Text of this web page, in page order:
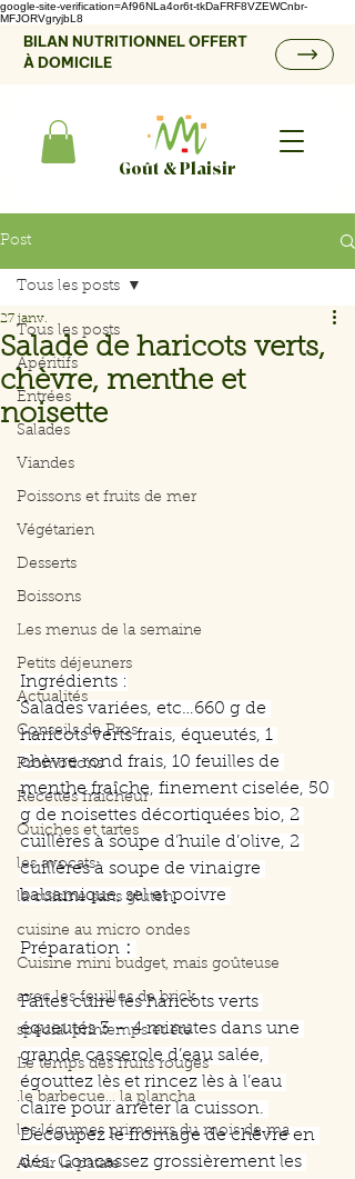
google-site-verification=Af96NLa4or6t-tkDaFRF8VZEWCnbr-
MFJORVgryjbL8
BILAN NUTRITIONNEL OFFERT
À DOMICILE
Goût & Plaisir
Post
Tous les posts
Apéritifs
Entrées
Salades
Viandes
Poissons et fruits de mer
Végétarien
Desserts
Boissons
Les menus de la semaine
Petits déjeuners
Actualités
Conseils de Pros
Promotions
Recettes fraicheur
Quiches et tartes
les avocats
la cuisine sans gluten
cuisine au micro ondes
Cuisine mini budget, mais goûteuse
avec les feuilles de brick
spécial printemps et été
Le temps des fruits rouges
.le barbecue... la plancha
les légumes primeurs du mois de ma
Avoir la patate
Tous les posts
Salade de haricots verts,
chèvre, menthe et
noisette
27 janv.
Ingrédients :
Salades variées, etc…660 g de
haricots verts frais, équeutés, 1
chèvre rond frais, 10 feuilles de
menthe fraîche, finement ciselée, 50
g de noisettes décortiquées bio, 2
cuillères à soupe d’huile d’olive, 2
cuillères à soupe de vinaigre
balsamique, sel et poivre
Préparation :
Faites cuire les haricots verts
équeutés 3 – 4 minutes dans une
grande casserole d’eau salée,
égouttez lès et rincez lès à l’eau
claire pour arrêter la cuisson.
Découpez le fromage de chèvre en
dés. Concassez grossièrement les